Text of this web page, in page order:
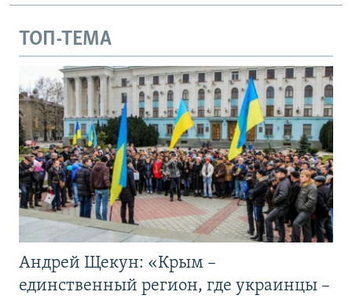
ТОП-ТЕМА
Андрей Щекун: «Крым –
единственный регион, где украинцы –